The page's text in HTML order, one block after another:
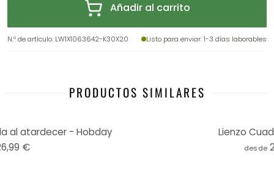
Añadir al carrito
N.º de artículo: LW1X1063642-K30X20 Listo para enviar: 1-3 días laborables
PRODUCTOS SIMILARES
al atardecer - Hobday
€
Lienzo
desde